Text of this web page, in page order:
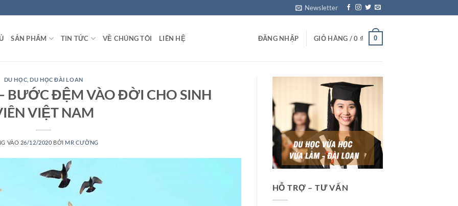
Newsletter
SẢN PHẨM TIN TỨC VỀ CHÚNG TÔI LIÊN HỆ ĐĂNG NHẬP GIỎ HÀNG /0 ₫ 0
DU HỌC ,DU HỌC ĐÀI LOAN
BƯỚC ĐỆM VÀO ĐỜI CHO SINH
VIỆT NAM
VÀO 26/12/2020 BỞI MR CƯỜNG
HỖ TRỢ – TƯ VẤN